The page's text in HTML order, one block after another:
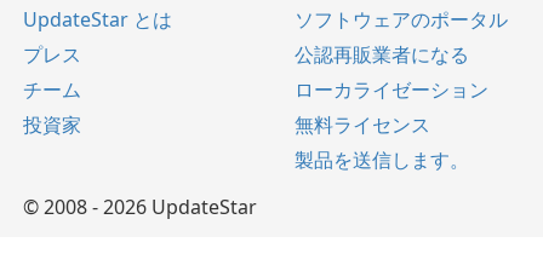
UpdateStar とは
プレス
チーム
投資家
ソフトウェアのポータル
公認再販業者になる
ローカライゼーション
無料ライセンス
製品を送信します。
© 2008 - 2026 UpdateStar